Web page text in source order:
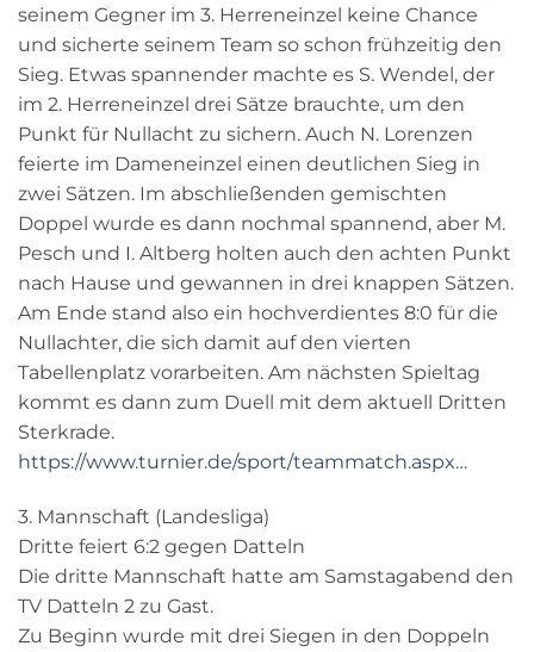
seinem Gegner im 3. Herreneinzel keine Chance
und sicherte seinem Team so schon frühzeitig den
Sieg. Etwas spannender machte es S. Wendel, der
im 2. Herreneinzel drei Sätze brauchte, um den
Punkt für Nullacht zu sichern. Auch N. Lorenzen
feierte im Dameneinzel einen deutlichen Sieg in
zwei Sätzen. Im abschließenden gemischten
Doppel wurde es dann nochmal spannend, aber M.
Pesch und I. Altberg holten auch den achten Punkt
nach Hause und gewannen in drei knappen Sätzen.
Am Ende stand also ein hochverdientes 8:0 für die
Nullachter, die sich damit auf den vierten
Tabellenplatz vorarbeiten. Am nächsten Spieltag
kommt es dann zum Duell mit dem aktuell Dritten
Sterkrade.
https://www.turnier.de/sport/teammatch.aspx…
3. Mannschaft (Landesliga)
Dritte feiert 6:2 gegen Datteln
Die dritte Mannschaft hatte am Samstagabend den
TV Datteln 2 zu Gast.
Zu Beginn wurde mit drei Siegen in den Doppeln